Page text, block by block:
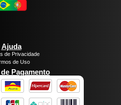
Ajuda
de Privacidade
de Uso
Pagamento